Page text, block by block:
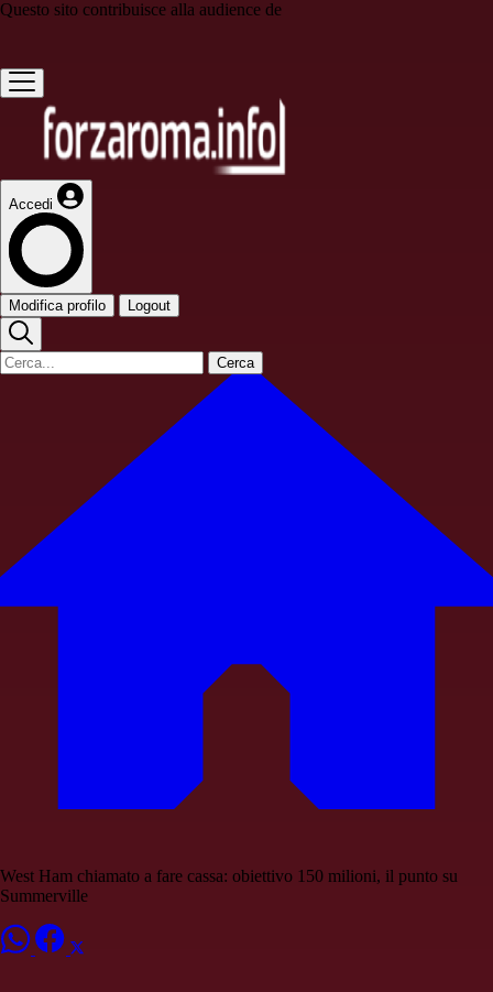
Questo sito contribuisce alla audience de
Accedi
Modifica profilo Logout
Cerca
West Ham chiamato a fare cassa: obiettivo 150 milioni, il punto su
Summerville